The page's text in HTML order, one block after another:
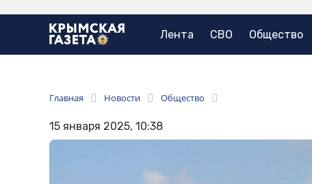
Лента СВО Общество
Главная Новости Общество
15 января 2025, 10:38